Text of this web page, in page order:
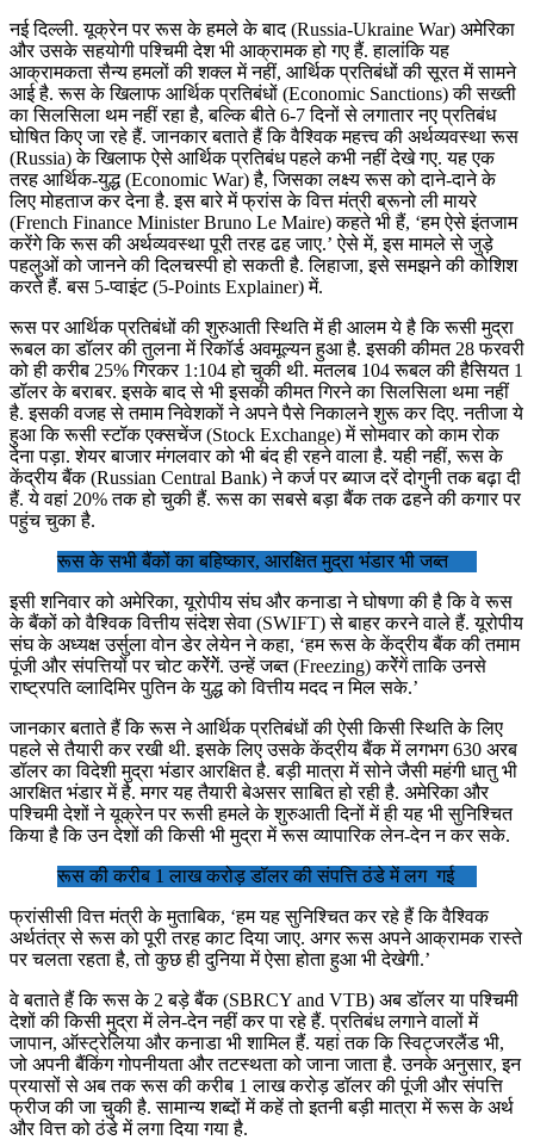
नई दिल्ली. यूक्रेन पर रूस के हमले के बाद (Russia-Ukraine War) अमेरिका
और उसके सहयोगी पश्चिमी देश भी आक्रामक हो गए हैं. हालांकि यह
आक्रामकता सैन्य हमलों की शक्ल में नहीं, आर्थिक प्रतिबंधों की सूरत में सामने
आई है. रूस के खिलाफ आर्थिक प्रतिबंधों (Economic Sanctions) की सख्ती
का सिलसिला थम नहीं रहा है, बल्कि बीते 6-7 दिनों से लगातार नए प्रतिबंध
घोषित किए जा रहे हैं. जानकार बताते हैं कि वैश्विक महत्त्व की अर्थव्यवस्था रूस
(Russia) के खिलाफ ऐसे आर्थिक प्रतिबंध पहले कभी नहीं देखे गए. यह एक
तरह आर्थिक-युद्ध (Economic War) है, जिसका लक्ष्य रूस को दाने-दाने के
लिए मोहताज कर देना है. इस बारे में फ्रांस के वित्त मंत्री ब्रूनो ली मायरे
(French Finance Minister Bruno Le Maire) कहते भी हैं, ‘हम ऐसे इंतजाम
करेंगे कि रूस की अर्थव्यवस्था पूरी तरह ढह जाए.’ ऐसे में, इस मामले से जुड़े
पहलुओं को जानने की दिलचस्पी हो सकती है. लिहाजा, इसे समझने की कोशिश
करते हैं. बस 5-प्वाइंट (5-Points Explainer) में.
रूस पर आर्थिक प्रतिबंधों की शुरुआती स्थिति में ही आलम ये है कि रूसी मुद्रा
रूबल का डॉलर की तुलना में रिकॉर्ड अवमूल्यन हुआ है. इसकी कीमत 28 फरवरी
को ही करीब 25% गिरकर 1:104 हो चुकी थी. मतलब 104 रूबल की हैसियत 1
डॉलर के बराबर. इसके बाद से भी इसकी कीमत गिरने का सिलसिला थमा नहीं
है. इसकी वजह से तमाम निवेशकों ने अपने पैसे निकालने शुरू कर दिए. नतीजा ये
हुआ कि रूसी स्टॉक एक्सचेंज (Stock Exchange) में सोमवार को काम रोक
देना पड़ा. शेयर बाजार मंगलवार को भी बंद ही रहने वाला है. यही नहीं, रूस के
केंद्रीय बैंक (Russian Central Bank) ने कर्ज पर ब्याज दरें दोगुनी तक बढ़ा दी
हैं. ये वहां 20% तक हो चुकी हैं. रूस का सबसे बड़ा बैंक तक ढहने की कगार पर
पहुंच चुका है.
रूस के सभी बैंकों का बहिष्कार, आरक्षित मुद्रा भंडार भी जब्त
इसी शनिवार को अमेरिका, यूरोपीय संघ और कनाडा ने घोषणा की है कि वे रूस
के बैंकों को वैश्विक वित्तीय संदेश सेवा (SWIFT) से बाहर करने वाले हैं. यूरोपीय
संघ के अध्यक्ष उर्सुला वोन डेर लेयेन ने कहा, ‘हम रूस के केंद्रीय बैंक की तमाम
पूंजी और संपत्तियों पर चोट करेेंगेें. उन्हें जब्त (Freezing) करेेंगें ताकि उनसे
राष्ट्रपति व्लादिमिर पुतिन के युद्ध को वित्तीय मदद न मिल सके.’
जानकार बताते हैं कि रूस ने आर्थिक प्रतिबंधों की ऐसी किसी स्थिति के लिए
पहले से तैयारी कर रखी थी. इसके लिए उसके केंद्रीय बैंक में लगभग 630 अरब
डॉलर का विदेशी मुद्रा भंडार आरक्षित है. बड़ी मात्रा में सोने जैसी महंगी धातु भी
आरक्षित भंडार में है. मगर यह तैयारी बेअसर साबित हो रही है. अमेरिका और
पश्चिमी देशों ने यूक्रेन पर रूसी हमले के शुरुआती दिनों में ही यह भी सुनिश्चित
किया है कि उन देशों की किसी भी मुद्रा में रूस व्यापारिक लेन-देन न कर सके.
रूस की करीब 1 लाख करोड़ डॉलर की संपत्ति ठंडे में लग गई
फ्रांसीसी वित्त मंत्री के मुताबिक, ‘हम यह सुनिश्चित कर रहे हैं कि वैश्विक
अर्थतंत्र से रूस को पूरी तरह काट दिया जाए. अगर रूस अपने आक्रामक रास्ते
पर चलता रहता है, तो कुछ ही दुनिया में ऐसा होता हुआ भी देखेगी.’
वे बताते हैं कि रूस के 2 बड़े बैंक (SBRCY and VTB) अब डॉलर या पश्चिमी
देशों की किसी मुद्रा में लेन-देन नहीं कर पा रहे हैं. प्रतिबंध लगाने वालों में
जापान, ऑस्ट्रेलिया और कनाडा भी शामिल हैं. यहां तक कि स्विट्जरलैंड भी,
जो अपनी बैंकिंग गोपनीयता और तटस्थता को जाना जाता है. उनके अनुसार, इन
प्रयासों से अब तक रूस की करीब 1 लाख करोड़ डॉलर की पूंजी और संपत्ति
फ्रीज की जा चुकी है. सामान्य शब्दों में कहें तो इतनी बड़ी मात्रा में रूस के अर्थ
और वित्त को ठंडे में लगा दिया गया है.